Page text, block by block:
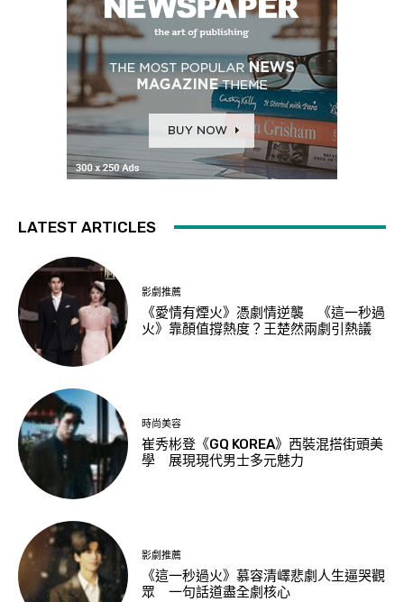
LATEST ARTICLES
影劇推薦
《愛情有煙火》憑劇情逆襲 《這一秒過
火》靠顏值撐熱度？王楚然兩劇引熱議
時尚美容
崔秀彬登《GQ KOREA》西裝混搭街頭美
學 展現現代男士多元魅力
影劇推薦
《這一秒過火》慕容清嶧悲劇人生逼哭觀
眾 一句話道盡全劇核心